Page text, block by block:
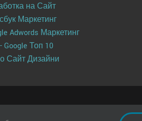
на Сайт
Маркетинг
Adwords Маркетинг
Google Топ 10
Сайт Дизайни